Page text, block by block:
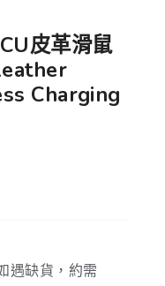
皮革滑鼠
Charging
遇缺貨，約需